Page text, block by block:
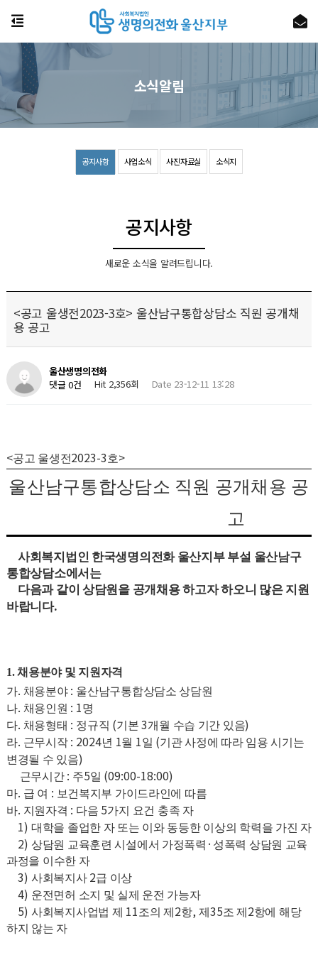
공지사항 사업소식 사진자료실 소식지
소식알림
공지사항
새로운 소식을 알려드립니다.
<공고 울생전2023-3호> 울산남구통합상담소 직원 공개채
용 공고
울산생명의전화
댓글 0건
Hit 2,356회 Date 23-12-11 13:28
<공고 울생전2023-3호>
울산남구통합상담소 직원 공개채용 공
고
사회복지법인 한국생명의전화 울산지부 부설 울산남구
통합상담소에서는
다음과 같이 상담원을 공개채용 하고자 하오니 많은 지원
바랍니다.
1. 채용분야 및 지원자격
가. 채용분야 : 울산남구통합상담소 상담원
나. 채용인원 : 1명
다. 채용형태 : 정규직 (기본3개월 수습 기간 있음)
라. 근무시작 : 2024년 1월 1일 (기관 사정에 따라 임용 시기는
변경될 수 있음)
근무시간 : 주5일 (09:00-18:00)
마. 급 여 : 보건복지부 가이드라인에 따름
바. 지원자격 : 다음 5가지 요건 충족 자
1) 대학을 졸업한 자 또는 이와 동등한 이상의 학력을 가진 자
2) 상담원 교육훈련 시설에서 가정폭력 · 성폭력 상담원 교육
과정을 이수한 자
3) 사회복지사 2급 이상
4) 운전면허 소지 및 실제 운전 가능자
5) 사회복지사업법 제 11조의 제 2항, 제 35조 제 2항에 해당
하지 않는 자